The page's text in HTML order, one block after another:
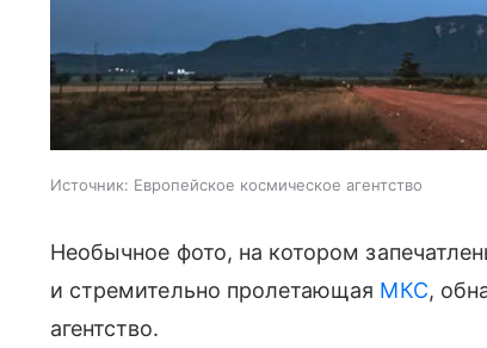
Источник: Европейское космическое агентство
Необычное фото, на котором
и стремительно пролетающая МКС,
агентство.